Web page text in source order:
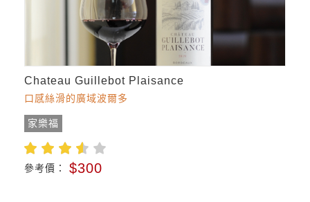
Chateau Guillebot Plaisance
口感絲滑的廣域波爾多
家樂福
參考價： $300